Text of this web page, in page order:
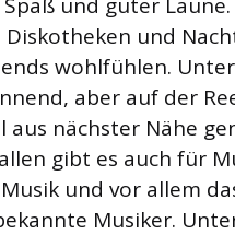
und
wohlfühlen.
aber auf der
aus nächster Nähe
gibt es auch für
und vor allem
Musiker.